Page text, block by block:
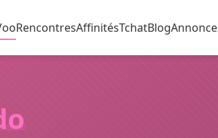
RencontresAffinitésTchatBlog